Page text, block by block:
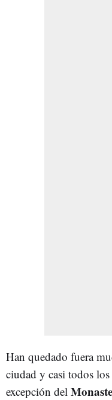
Han quedado fuera
ciudad y casi todos
excepción del